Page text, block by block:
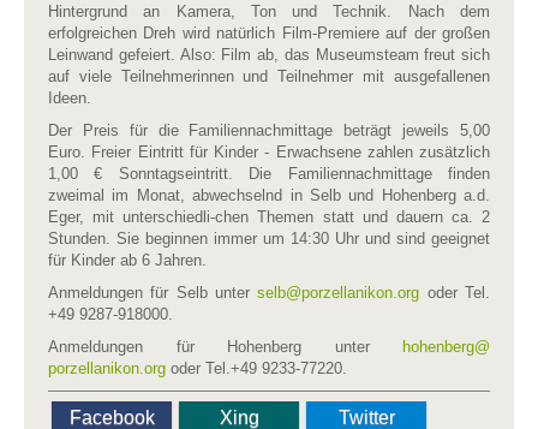
Hintergrund an Kamera, Ton und Technik. Nach dem
erfolgreichen Dreh wird natürlich Film-Premiere auf der großen
Leinwand gefeiert. Also: Film ab, das Museumsteam freut sich
auf viele Teilnehmerinnen und Teilnehmer mit ausgefallenen
Ideen.
Der Preis für die Familiennachmittage beträgt jeweils 5,00
Euro. Freier Eintritt für Kinder - Erwachsene zahlen zusätzlich
1,00 € Sonntagseintritt. Die Familiennachmittage finden
zweimal im Monat, abwechselnd in Selb und Hohenberg a.d.
Eger, mit unterschiedli-chen Themen statt und dauern ca. 2
Stunden. Sie beginnen immer um 14:30 Uhr und sind geeignet
für Kinder ab 6 Jahren.
Anmeldungen für Selb unterselb​@​porzellanikon.org oder Tel.
+49 9287-918000.
Anmeldungen für Hohenberg unter hohenberg​@
porzellanikon.org oder Tel.+49 9233-77220.
Facebook Xing
Twitter